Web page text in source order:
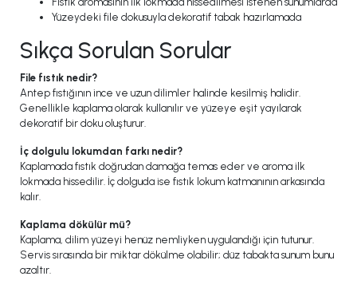
Yüzeydeki file dokusuyla dekoratif tabak hazırlamada
Sıkça Sorulan Sorular
File fıstık nedir?
Antep fıstığının ince ve uzun dilimler halinde kesilmiş halidir.
Genellikle kaplama olarak kullanılır ve yüzeye eşit yayılarak
dekoratif bir doku oluşturur.
İç dolgulu lokumdan farkı nedir?
Kaplamada fıstık doğrudan damağa temas eder ve aroma ilk
lokmada hissedilir. İç dolguda ise fıstık lokum katmanının arkasında
kalır.
Kaplama dökülür mü?
Kaplama, dilim yüzeyi henüz nemliyken uygulandığı için tutunur.
Servis sırasında bir miktar dökülme olabilir; düz tabakta sunum bunu
azaltır.